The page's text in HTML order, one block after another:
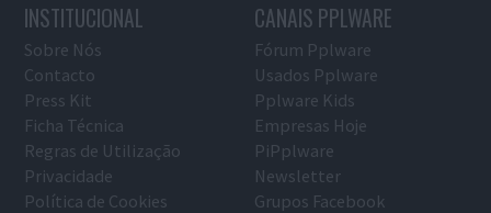
INSTITUCIONAL
Sobre Nós
Contacto
Press Kit
Ficha Técnica
Regras de Utilização
Privacidade
Política de Cookies
CANAIS PPLWARE
Fórum Pplware
Usados Pplware
Pplware Kids
Empresas Hoje
PiPplware
Newsletter
Grupos Facebook